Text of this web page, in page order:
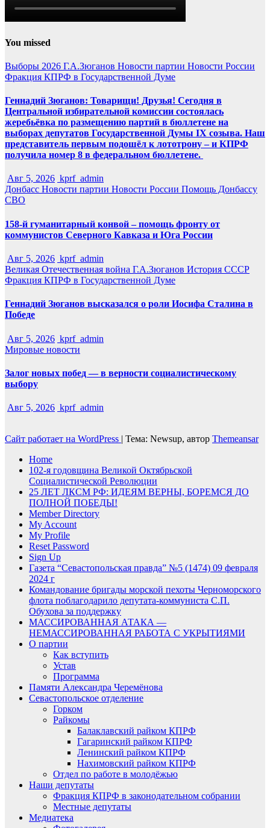
You missed
Выборы 2026 Г.А.Зюганов Новости партии Новости России
Фракция КПРФ в Государственной Думе
Геннадий Зюганов: Товарищи! Друзья! Сегодня в
Центральной избирательной комиссии состоялась
жеребьёвка по размещению партий в бюллетене на
выборах депутатов Государственной Думы IX созыва. Наш
представитель первым подошёл к лототрону – и КПРФ
получила номер 8 в федеральном бюллетене.
Авг 5, 2026 kprf_admin
Донбасс Новости партии Новости России Помощь Донбассу
СВО
158-й гуманитарный конвой – помощь фронту от
коммунистов Северного Кавказа и Юга России
Авг 5, 2026 kprf_admin
Великая Отечественная война Г.А.Зюганов История СССР
Фракция КПРФ в Государственной Думе
Геннадий Зюганов высказался о роли Иосифа Сталина в
Победе
Авг 5, 2026 kprf_admin
Мировые новости
Залог новых побед — в верности социалистическому
выбору
Авг 5, 2026 kprf_admin
Сайт работает на WordPress | Тема: Newsup, автор Themeansar
Home
102-я годовщина Великой Октябрьской
Социалистической Революции
25 ЛЕТ ЛКСМ РФ: ИДЕЯМ ВЕРНЫ, БОРЕМСЯ ДО
ПОЛНОЙ ПОБЕДЫ!
Member Directory
My Account
My Profile
Reset Password
Sign Up
Газета “Севастопольская правда” №5 (1474) 09 февраля
2024 г
Командование бригады морской пехоты Черноморского
флота поблагодарило депутата-коммуниста С.П.
Обухова за поддержку
МАССИРОВАННАЯ АТАКА —
НЕМАССИРОВАННАЯ РАБОТА С УКРЫТИЯМИ
О партии
Как вступить
Устав
Программа
Памяти Александра Черемёнова
Севастопольское отделение
Горком
Райкомы
Балаклавский райком КПРФ
Гагаринский райком КПРФ
Ленинский райком КПРФ
Нахимовский райком КПРФ
Отдел по работе в молодёжью
Наши депутаты
Фракция КПРФ в законодательном собрании
Местные депутаты
Медиатека